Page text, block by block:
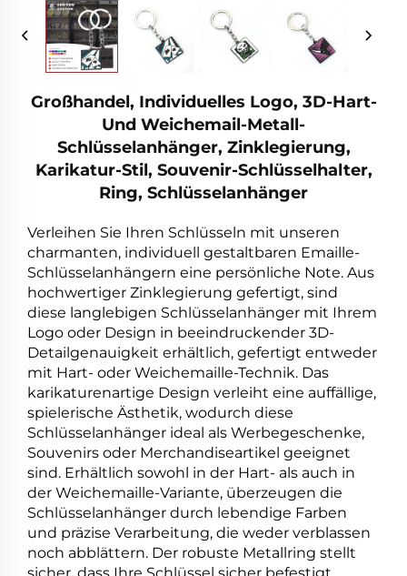
Großhandel, Individuelles Logo, 3D-Hart-
Und Weichemail-Metall-
Schlüsselanhänger, Zinklegierung,
Karikatur-Stil, Souvenir-Schlüsselhalter,
Ring, Schlüsselanhänger
Verleihen Sie Ihren Schlüsseln mit unseren
charmanten, individuell gestaltbaren Emaille-
Schlüsselanhängern eine persönliche Note. Aus
hochwertiger Zinklegierung gefertigt, sind
diese langlebigen Schlüsselanhänger mit Ihrem
Logo oder Design in beeindruckender 3D-
Detailgenauigkeit erhältlich, gefertigt entweder
mit Hart- oder Weichemaille-Technik. Das
karikaturenartige Design verleiht eine auffällige,
spielerische Ästhetik, wodurch diese
Schlüsselanhänger ideal als Werbegeschenke,
Souvenirs oder Merchandiseartikel geeignet
sind. Erhältlich sowohl in der Hart- als auch in
der Weichemaille-Variante, überzeugen die
Schlüsselanhänger durch lebendige Farben
und präzise Verarbeitung, die weder verblassen
noch abblättern. Der robuste Metallring stellt
sicher, dass Ihre Schlüssel sicher befestigt